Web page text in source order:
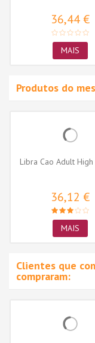
36,44 €
MAIS
Produtos do
Libra Cao Adult
36,12 €
MAIS
Clientes que
compraram: